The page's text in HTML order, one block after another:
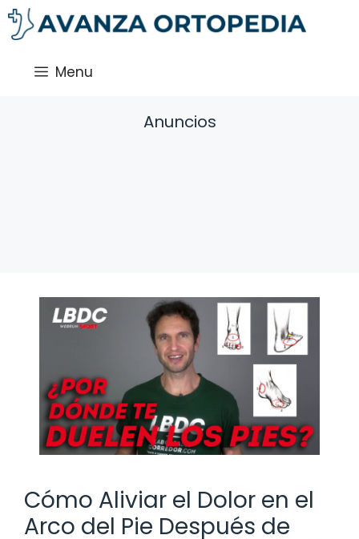
Saltar
al
Menu
Anuncios
Cómo Aliviar el Dolor en el
Arco del Pie Después de